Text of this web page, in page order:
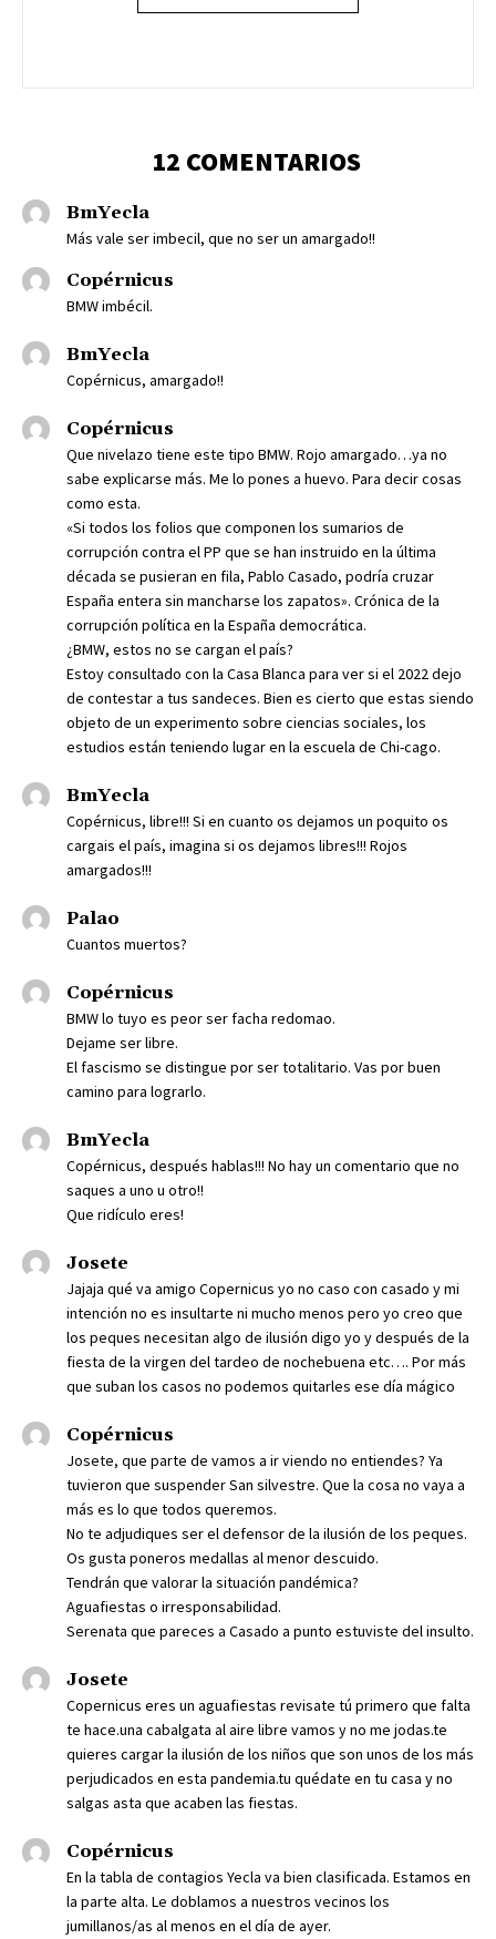
12 COMENTARIOS
BmYecla
Más vale ser imbecil, que no ser un amargado!!
Copérnicus
BMW imbécil.
BmYecla
Copérnicus, amargado!!
Copérnicus
Que nivelazo tiene este tipo BMW. Rojo amargado…ya no
sabe explicarse más. Me lo pones a huevo. Para decir cosas
como esta.
«Si todos los folios que componen los sumarios de
corrupción contra el PP que se han instruido en la última
década se pusieran en fila, Pablo Casado, podría cruzar
España entera sin mancharse los zapatos». Crónica de la
corrupción política en la España democrática.
¿BMW, estos no se cargan el país?
Estoy consultado con la Casa Blanca para ver si el 2022 dejo
de contestar a tus sandeces. Bien es cierto que estas siendo
objeto de un experimento sobre ciencias sociales, los
estudios están teniendo lugar en la escuela de Chi-cago.
BmYecla
Copérnicus, libre!!! Si en cuanto os dejamos un poquito os
cargais el país, imagina si os dejamos libres!!! Rojos
amargados!!!
Palao
Cuantos muertos?
Copérnicus
BMW lo tuyo es peor ser facha redomao.
Dejame ser libre.
El fascismo se distingue por ser totalitario. Vas por buen
camino para lograrlo.
BmYecla
Copérnicus, después hablas!!! No hay un comentario que no
saques a uno u otro!!
Que ridículo eres!
Josete
Jajaja qué va amigo Copernicus yo no caso con casado y mi
intención no es insultarte ni mucho menos pero yo creo que
los peques necesitan algo de ilusión digo yo y después de la
fiesta de la virgen del tardeo de nochebuena etc…. Por más
que suban los casos no podemos quitarles ese día mágico
Copérnicus
Josete, que parte de vamos a ir viendo no entiendes? Ya
tuvieron que suspender San silvestre. Que la cosa no vaya a
más es lo que todos queremos.
No te adjudiques ser el defensor de la ilusión de los peques.
Os gusta poneros medallas al menor descuido.
Tendrán que valorar la situación pandémica?
Aguafiestas o irresponsabilidad.
Serenata que pareces a Casado a punto estuviste del insulto.
Josete
Copernicus eres un aguafiestas revisate tú primero que falta
te hace.una cabalgata al aire libre vamos y no me jodas.te
quieres cargar la ilusión de los niños que son unos de los más
perjudicados en esta pandemia.tu quédate en tu casa y no
salgas asta que acaben las fiestas.
Copérnicus
En la tabla de contagios Yecla va bien clasificada. Estamos en
la parte alta. Le doblamos a nuestros vecinos los
jumillanos/as al menos en el día de ayer.